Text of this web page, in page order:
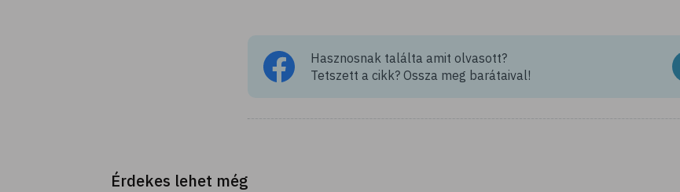
Hasznosnak találta amit olvasott?
Tetszett a cikk? Ossza meg barátaival!
Érdekes lehet még